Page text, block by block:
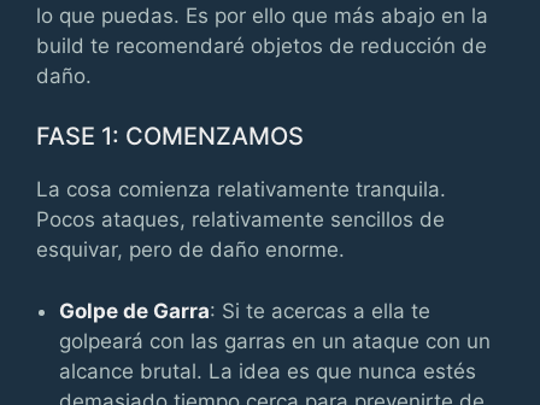
lo que puedas. Es por ello que más abajo en la
build te recomendaré objetos de reducción de
daño.
FASE 1: COMENZAMOS
La cosa comienza relativamente tranquila.
Pocos ataques, relativamente sencillos de
esquivar, pero de daño enorme.
Golpe de Garra: Si te acercas a ella te
golpeará con las garras en un ataque con un
alcance brutal. La idea es que nunca estés